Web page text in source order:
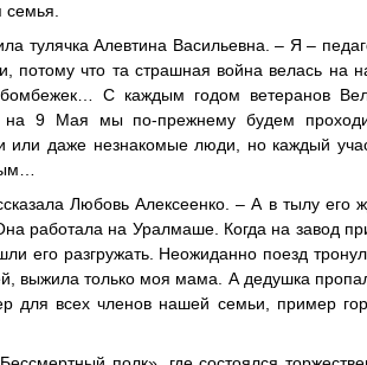
тулячка Алевтина Васильевна. – Я –
потому что та страшная война велась на
С каждым годом ветеранов
на 9 Мая мы по-прежнему будем
или даже незнакомые люди, но каждый
Любовь Алексеенко. – А в тылу его
работала на Уралмаше. Когда на завод
его разгружать. Неожиданно поезд
выжила только моя мама. А дедушка
всех членов нашей семьи, пример